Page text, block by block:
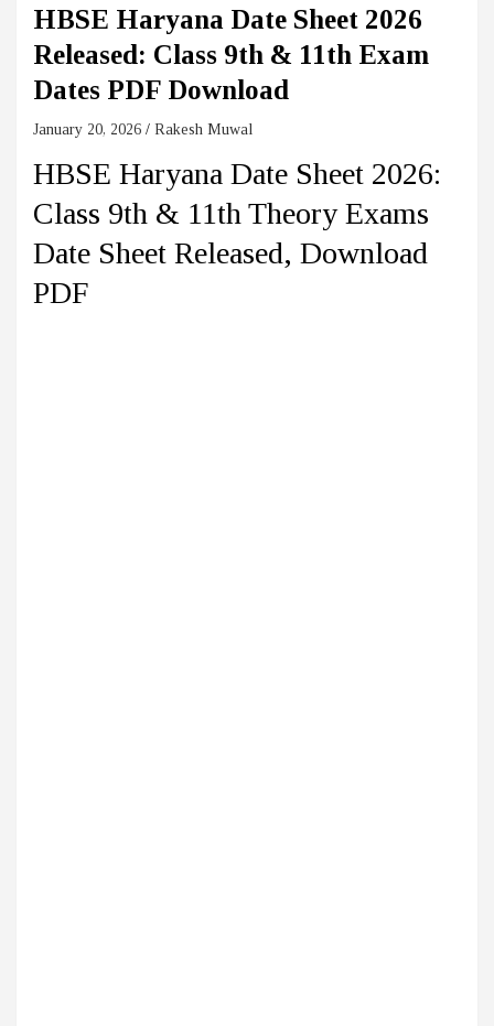
HBSE Haryana Date Sheet 2026
Released: Class 9th & 11th Exam
Dates PDF Download
January 20, 2026 Rakesh Muwal
HBSE Haryana Date Sheet 2026:
Class 9th & 11th Theory Exams
Date Sheet Released, Download
PDF